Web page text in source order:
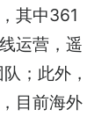
其中361
运营，遥
；此外，
目前海外